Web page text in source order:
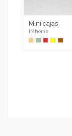
Mini cajas
IMhome